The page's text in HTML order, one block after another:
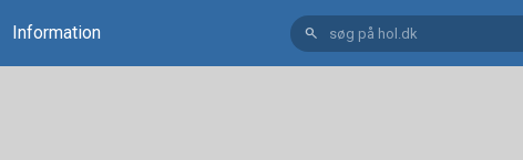
Information search